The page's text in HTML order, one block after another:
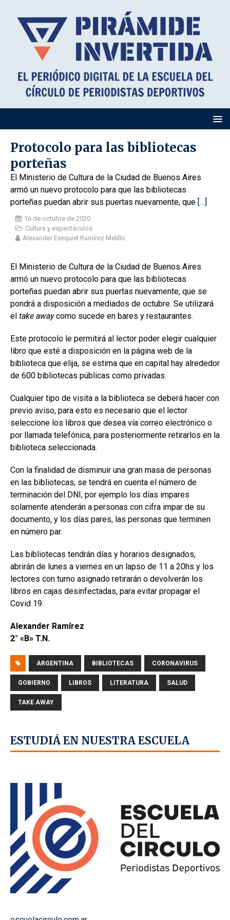
Protocolo para las bibliotecas
porteñas
El Ministerio de Cultura de la Ciudad de Buenos Aires
armó un nuevo protocolo para que las bibliotecas
porteñas puedan abrir sus puertas nuevamente, que […]
16 de octubre de 2020
Cultura y espectáculos
Alexander Exequiel Ramírez Melillo
El Ministerio de Cultura de la Ciudad de Buenos Aires
armó un nuevo protocolo para que las bibliotecas
porteñas puedan abrir sus puertas nuevamente, que se
pondrá a disposición a mediados de octubre. Se utilizará
el take awaycomo sucede en bares y restaurantes.
Este protocolo le permitirá al lector poder elegir cualquier
libro que esté a disposición en la página web de la
biblioteca que elija, se estima que en capital hay alrededor
de 600 bibliotecas públicas como privadas.
Cualquier tipo de visita a la biblioteca se deberá hacer con
previo aviso, para esto es necesario que el lector
seleccione los libros que desea vía correo electrónico o
por llamada telefónica, para posteriormente retirarlos en la
biblioteca seleccionada.
Con la finalidad de disminuir una gran masa de personas
en las bibliotecas, se tendrá en cuenta el número de
terminación del DNI, por ejemplo los días impares
solamente atenderán a personas con cifra impar de su
documento, y los días pares, las personas que terminen
en número par.
Las bibliotecas tendrán días y horarios designados,
abrirán de lunes a viernes en un lapso de 11 a 20hs y los
lectores con turno asignado retirarán o devolverán los
libros en cajas desinfectadas, para evitar propagar el
Covid 19.
Alexander Ramírez
2° «B» T.N.
ARGENTINA BIBLIOTECAS CORONAVIRUS
GOBIERNO LIBROS LITERATURA SALUD
TAKE AWAY
ESTUDIÁ EN NUESTRA ESCUELA